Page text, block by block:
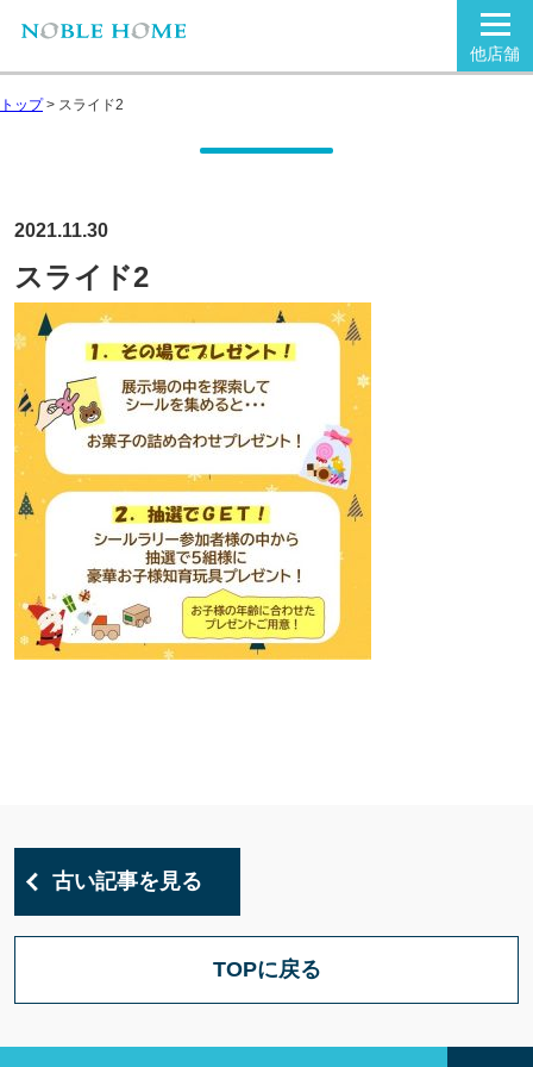
他店舗
トップ> スライド2
2021.11.30
スライド2
古い記事を見る
TOPに戻る